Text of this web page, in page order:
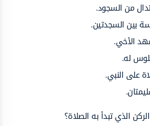
من السجود.
بين السجدتين.
الأخي.
له.
على النبي.
الذي تبدأ به الصلاة؟